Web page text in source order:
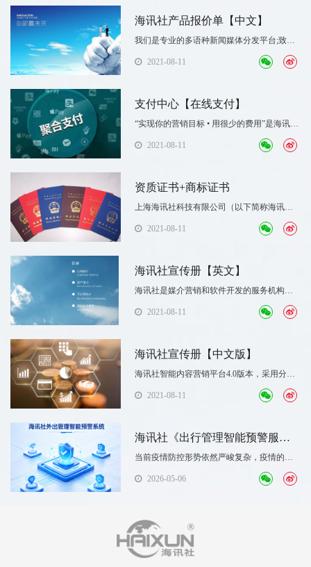
15801997008 | 服务时间：周一至周六 9:00-
客户帮助客服更快的定位和解决问题。
海讯社产品报价单【中文】
我们是专业的多语种新闻媒体分发平台;致力
于海外媒体投放与品牌营销布局.我们使用各
种高质量媒体和新闻网站，快速分发原创新
效部署推广策略和精准投放产品信息。
2021-08-11
支付中心【在线支付】
“实现你的营销目标 • 用很少的费用”是海讯社
的核心理念，“以原创内容为核心 • 诚信合作
为根本”是海讯社的核心价值观。未来我们将
海讯社的核心资源，从根本上提升媒介营销
2021-08-11
资质证书+商标证书
上海海讯社科技有限公司（以下简称海讯
社）成立于2012年，是一家专业从事全品牌
战略服务、国际创意传播和全球媒介资源整
2021-08-11
海讯社宣传册【英文】
海讯社是媒介营销和软件开发的服务机构，
研发中心及管理总部位于上海。我们致力于
为企业提供"一站式媒介营销整体解决方案“，
体资源的整合、会展营销服务等。
2021-08-11
海讯社宣传册【中文版】
​海讯社智能内容营销平台4.0版本，采用分布
式布微服务架构，PC端，客户端，小程序，
APP等实时同步策略,实现了多载体查询，咨
小时的智能化订单跟踪服务；
2021-08-11
海讯社《出行管理智能预警服务
平台》打造疫情防控“信息网”
当前疫情防控形势依然严峻复杂，疫情的常
态化防控已经成为各基层组织最重要的工作
之一。为有效的进行疫情防控管理，结合上
开展布局规划和制度安排，以最快速度构
建“外防输入、内防反弹”的疫情防控线。钟楼
区“钟迹”出行管理智能预警服务平台不断升
2026-05-06